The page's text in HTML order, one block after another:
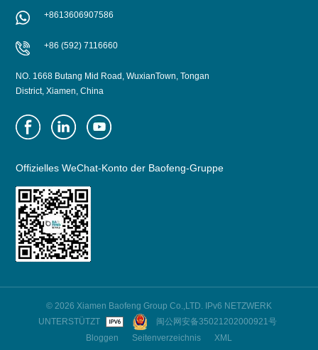
+8613606907586
+86 (592) 7116660
NO. 1668 Butang Mid Road, WuxianTown, Tongan
District, Xiamen, China
Offizielles WeChat-Konto der Baofeng-Gruppe
© 2026 Xiamen Baofeng Group Co.,LTD. IPv6 NETZWERK
UNTERSTÜTZT
闽公网安备35021202000921号
Bloggen
Seitenverzeichnis
XML